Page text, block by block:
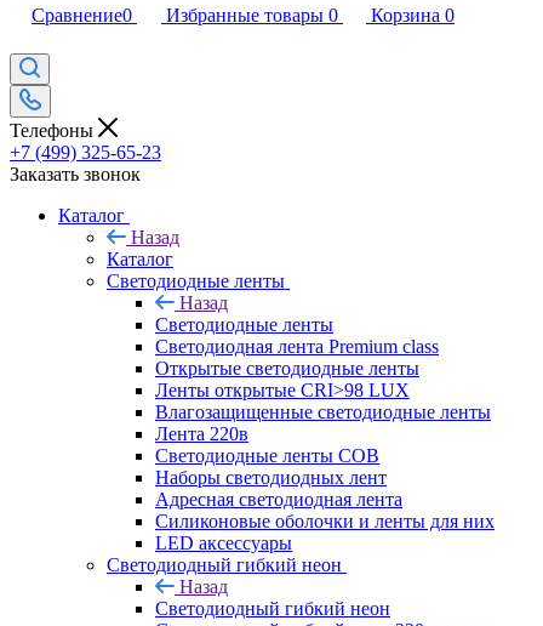
Сравнение0 Избранные товары 0 Корзина 0
Телефоны
+7 (499) 325-65-23
Заказать звонок
Каталог
Назад
Каталог
Светодиодные ленты
Назад
Светодиодные ленты
Светодиодная лента Premium class
Открытые светодиодные ленты
Ленты открытые CRI>98 LUX
Влагозащищенные светодиодные ленты
Лента 220в
Светодиодные ленты COB
Наборы светодиодных лент
Адресная светодиодная лента
Силиконовые оболочки и ленты для них
LED аксессуары
Светодиодный гибкий неон
Назад
Светодиодный гибкий неон